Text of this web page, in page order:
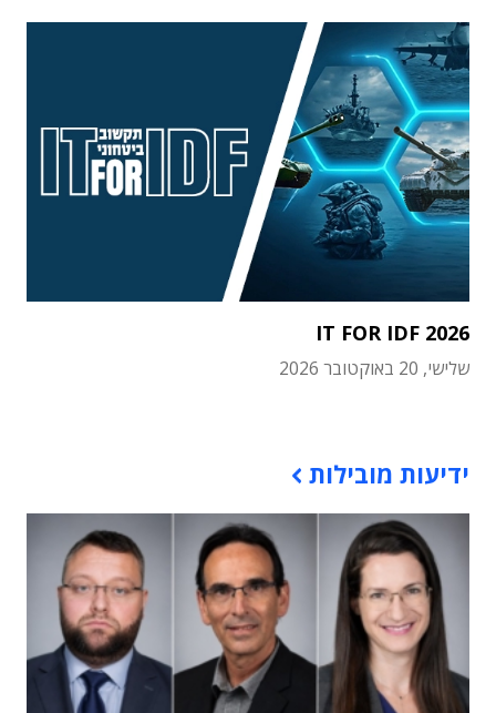
IT FOR IDF 2026
שלישי, 20 באוקטובר 2026
ידיעות מובילות